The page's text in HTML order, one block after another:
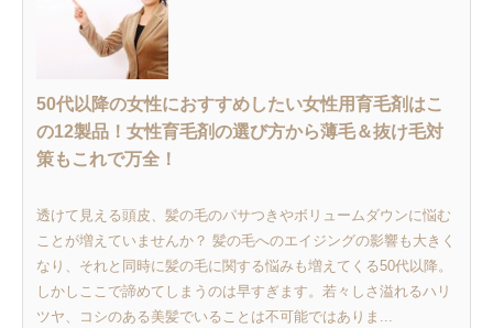
50代以降の女性におすすめしたい女性用育毛剤はこ
の12製品！女性育毛剤の選び方から薄毛＆抜け毛対
策もこれで万全！
透けて見える頭皮、髪の毛のパサつきやボリュームダウンに悩む
ことが増えていませんか？ 髪の毛へのエイジングの影響も大きく
なり、それと同時に髪の毛に関する悩みも増えてくる50代以降。
しかしここで諦めてしまうのは早すぎます。若々しさ溢れるハリ
ツヤ、コシのある美髪でいることは不可能ではありま...